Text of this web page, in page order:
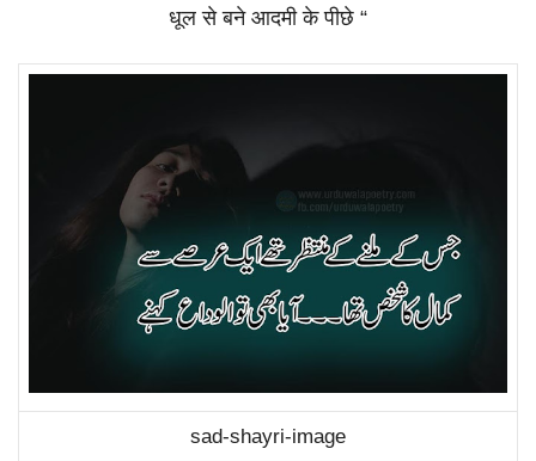
धूल से बने आदमी के पीछे “
sad-shayri-image